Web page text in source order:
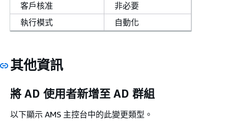
客戶核准
非必要
執行模式
自動化
其他資訊
將 AD 使用者新增至 AD 群組
以下顯示 AMS 主控台中的此變更類型。